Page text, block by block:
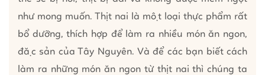
như mong muốn. Thịt nai là một loại thực phẩm rất
bổ dưỡng, thích hợp để làm ra nhiều món ăn ngon,
đặc sản của Tây Nguyên. Và để các bạn biết cách
làm ra những món ăn ngon từ thịt nai thì chúng ta